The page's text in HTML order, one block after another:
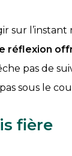
sur
réflexion
pas de
sous le
fière